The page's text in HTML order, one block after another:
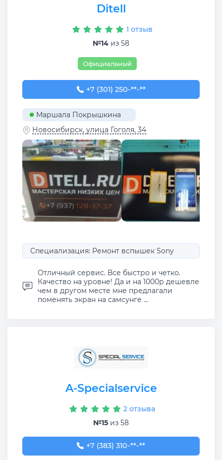
Ditell
1 отзыв
№14 из 58
Официальный
+7 (301) 250-00-32
+7 (301) 250-**-**
Маршала Покрышкина
Новосибирск, улица Гоголя, 34
Специализация: Ремонт вспышек Sony
Отличный сервис. Все быстро и четко.
Качество на уровне! Да и на 1000р дешевле
чем в другом месте мне предлагали
поменять экран на самсунге ...
A-Specialservice
2 отзыва
№15 из 58
+7 (383) 310-00-40
+7 (383) 310-**-**